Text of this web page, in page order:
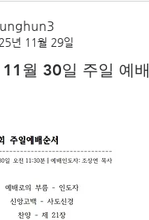
년 11월 29일
월 30일 주일 예배